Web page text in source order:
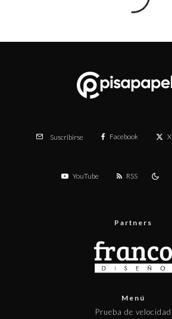
Suscribirse Facebook X
YouTube RSS
Partners
Menú
Prueba de velocidad